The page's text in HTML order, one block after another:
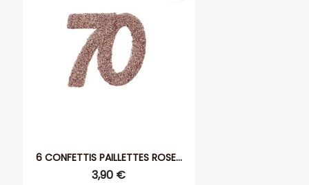
6 CONFETTIS PAILLETTES ROSE...
3,90 €